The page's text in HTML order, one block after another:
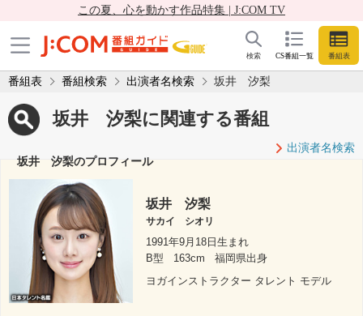
この夏、心を動かす作品特集 | J:COM TV
CS番組一覧 番組表
検索
番組表 番組検索 出演者名検索 坂井 汐梨
坂井 汐梨に関連する番組
出演者名検索
坂井 汐梨のプロフィール
坂井 汐梨
サカイ シオリ
1991年9月18日生まれ
B型
163cm
福岡県出身
ヨガインストラクター タレント モデル